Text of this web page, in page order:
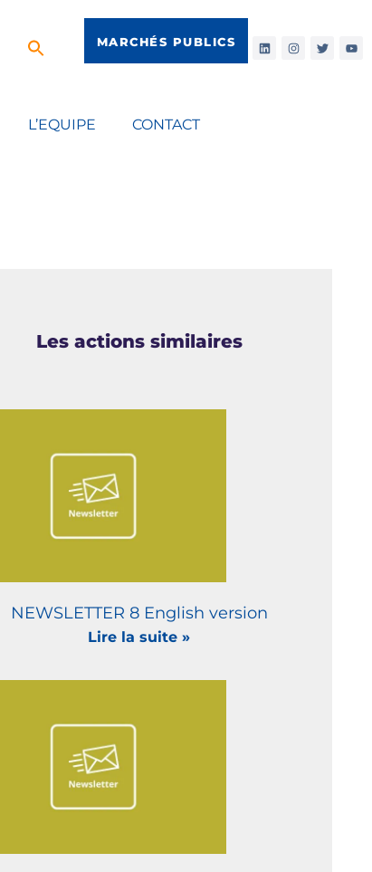
MARCHÉS PUBLICS
L’EQUIPE CONTACT
Les actions similaires
NEWSLETTER 8 English version
Lire la suite »